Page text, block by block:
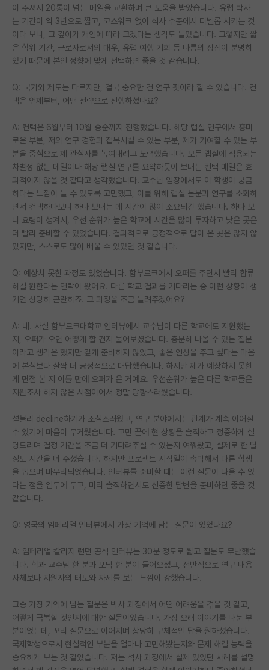
이 주셔서 20통이 넘는 메일을 교환하며 큰 도움을 받았습니다. 유럽 박사
는 기간이 약 3년으로 짧고, 코스워크 없이 석사 수준에서 디벨롭 시키는 것
이다 보니, 그 깊이가 개인에 따라 크겠다는 생각도 들었습니다. 그렇지만 짧
은 학위 기간, 근로자로서의 대우, 유럽 여행 기회 등 나름의 장점이 분명히
있기 때문에 본인 성향에 맞게 선택하면 좋을 것 같습니다.
Q: 국가와 제도는 다르지만, 결국 중요한 건 연구 핏이라 할 수 있습니다. 컨
택은 언제부터, 어떤 전략으로 진행하셨나요?
A: 컨택은 6월부터 10월 중순까지 진행했습니다. 해당 랩실 연구에서 흥미
로운 부분, 저의 연구 경험과 접목시킬 수 있는 부분, 제가 기여할 수 있는 부
분을 중심으로 제 관심사를 녹여내려고 노력했습니다. 모든 랩실에 적용되는
차별성 없는 메일이나 해당 랩실 연구를 요약하듯이 보내는 컨택 메일은 효
과적이지 않을 것 같다고 생각했습니다. 교수님 입장에서도 이 학생이 궁금
하다는 느낌이 들 수 있도록 고민했고, 이를 위해 랩실 논문과 연구를 소화하
면서 컨택하다보니 하나 보내는 데 시간이 많이 소요되긴 했습니다. 하다 보
니 요령이 생겨서, 우선 순위가 높은 학교에 시간을 많이 투자하고 낮은 곳은
더 빨리 준비할 수 있었습니다. 결과적으로 긍정적으로 답이 온 곳은 많지 않
았지만, 스스로도 많이 배울 수 있었던 것 같습니다.
Q: 예상치 못한 과정도 있었습니다. 함부르크에서 오퍼를 주면서 빨리 합류
하길 원한다는 연락이 왔어요. 다른 학교 결과를 기다리는 중 이런 상황이 생
기면 상당히 곤란하죠. 그 과정을 조금 들려주겠어요?
A: 네. 사실 함부르크대학교 인터뷰에서 교수님이 다른 학교에도 지원했는
지, 오퍼가 오면 어떻게 할 건지 물어보셨습니다. 충분히 나올 수 있는 질문
이라고 생각은 했지만 깊게 준비하지 않았고, 좋은 인상을 주고 싶다는 마음
에 본심보다 살짝 더 긍정적으로 대답했습니다. 하지만 제가 예상하지 못한
게 면접 본 지 이틀 만에 오퍼가 온 거예요. 우선순위가 높은 다른 학교들은
지원조차 하지 않은 시점이어서 정말 당황스러웠습니다.
섣불리 decline하기가 조심스러웠고, 연구 분야에서는 관계가 계속 이어질
수 있기에 마음이 무거웠습니다. 고민 끝에 현 상황을 솔직하고 정중하게 설
명드리며 결정 기간을 조금 더 기다려주실 수 있는지 여쭤봤고, 실제로 한 달
정도 시간을 더 주셨습니다. 하지만 프로젝트 시작일이 촉박해서 다른 학생
을 뽑으며 마무리되었습니다. 인터뷰를 준비할 때는 이런 질문이 나올 수 있
다는 점을 염두에 두고, 미리 솔직하면서도 신중한 답변을 준비하면 좋을 것
같습니다.
Q: 영국의 임페리얼 인터뷰에서 가장 기억에 남는 질문이 있었나요?
A: 임페리얼 칼리지 런던 공식 인터뷰는 30분 정도로 짧고 질문도 무난했습
니다. 학과 교수님 한 분과 포닥 한 분이 들어오셨고, 전반적으로 연구 내용
자체보다 지원자의 태도와 자세를 보는 느낌이 강했습니다.
그중 가장 기억에 남는 질문은 박사 과정에서 어떤 어려움을 겪을 것 같고,
어떻게 극복할 것인지에 대한 질문이었습니다. 가장 오래 이야기를 나눈 부
분이었는데, 꼬리 질문으로 이어지며 상당히 구체적인 답을 원하셨습니다.
국제학생으로서 현실적인 부분을 얼마나 고민해봤는지와 문제 해결 능력을
중요하게 보는 것 같았습니다. 저는 석사 과정에서 실제 있었던 사례를 설명